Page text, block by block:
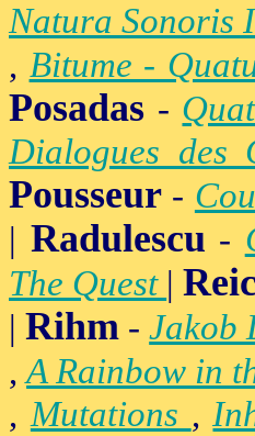
Natura Sonoris
, Bitume -
Posadas -
Dialogues des
Pousseur -
| Radulescu -
The Quest |
|Rihm -Jakob
,A Rainbow in
,Mutations ,